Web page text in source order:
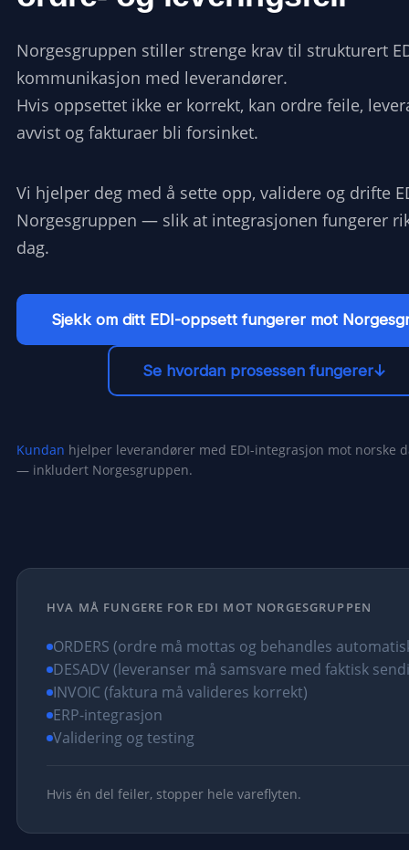
Norgesgruppen stiller strenge krav til strukturert
kommunikasjon med leverandører.
Hvis oppsettet ikke er korrekt, kan ordre feile,
avvist og fakturaer bli forsinket.
Vi hjelper deg med å sette opp, validere og drifte
Norgesgruppen — slik at integrasjonen fungerer
dag.
Sjekk om ditt EDI-oppsett fungerer mot
Se hvordan prosessen fungerer↓
Kundan hjelper leverandører med EDI-integrasjon mot norske
— inkludert Norgesgruppen.
HVA MÅ FUNGERE FOR EDI MOT NORGESGRUPPEN
ORDERS (ordre må mottas og behandles
DESADV (leveranser må samsvare med faktisk
INVOIC (faktura må valideres korrekt)
ERP-integrasjon
Validering og testing
Hvis én del feiler, stopper hele vareflyten.